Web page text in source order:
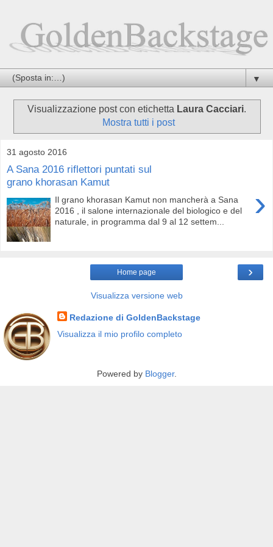
▼
Visualizzazione post con etichetta Laura Cacciari.
Mostra tutti i post
31 agosto 2016
A Sana 2016 riflettori puntati sul
grano khorasan Kamut
›
Il grano khorasan Kamut non mancherà a Sana
2016 , il salone internazionale del biologico e del
naturale, in programma dal 9 al 12 settem...
›
Home page
Visualizza versione web
Redazione di GoldenBackstage
Visualizza il mio profilo completo
Powered by Blogger.